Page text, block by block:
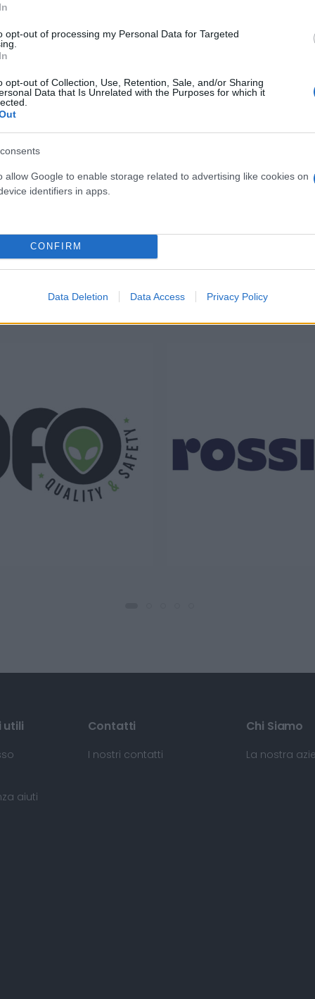
opt-out of processing my Personal Data for Targeted
opt-out of Collection, Use, Retention, Sale, and/or Sharing
Data that Is Unrelated with the Purposes for which it
allow Google to enable storage related to advertising like cookies on
identifiers in apps.
CONFIRM
Data Deletion Data Access Privacy Policy
bassa U
Esd S3 Src da lavoro
impermeabile
88,90 €
U Power Duke Esd S3
innovativa della linea U
Montijo Navy/Azzurro
antiabrasione
Pantalone da lavoro slim
( 0
I nostri Marchi
utili
aiuti
Contatti
I nostri contatti
Chi Siamo
La nostra